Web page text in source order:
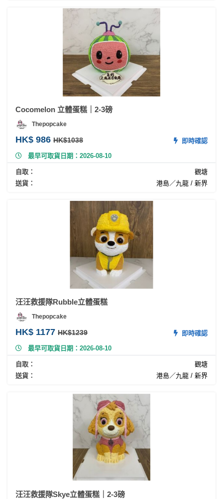
Cocomelon 立體蛋糕｜2-3磅
Thepopcake
HK$ 986 HK$1038
即時確認
最早可取貨日期：2026-08-10
自取：
觀塘
送貨：
港島／九龍 / 新界
汪汪救援隊Rubble立體蛋糕
Thepopcake
HK$ 1177 HK$1239
即時確認
最早可取貨日期：2026-08-10
自取：
觀塘
送貨：
港島／九龍 / 新界
汪汪救援隊Skye立體蛋糕｜2-3磅